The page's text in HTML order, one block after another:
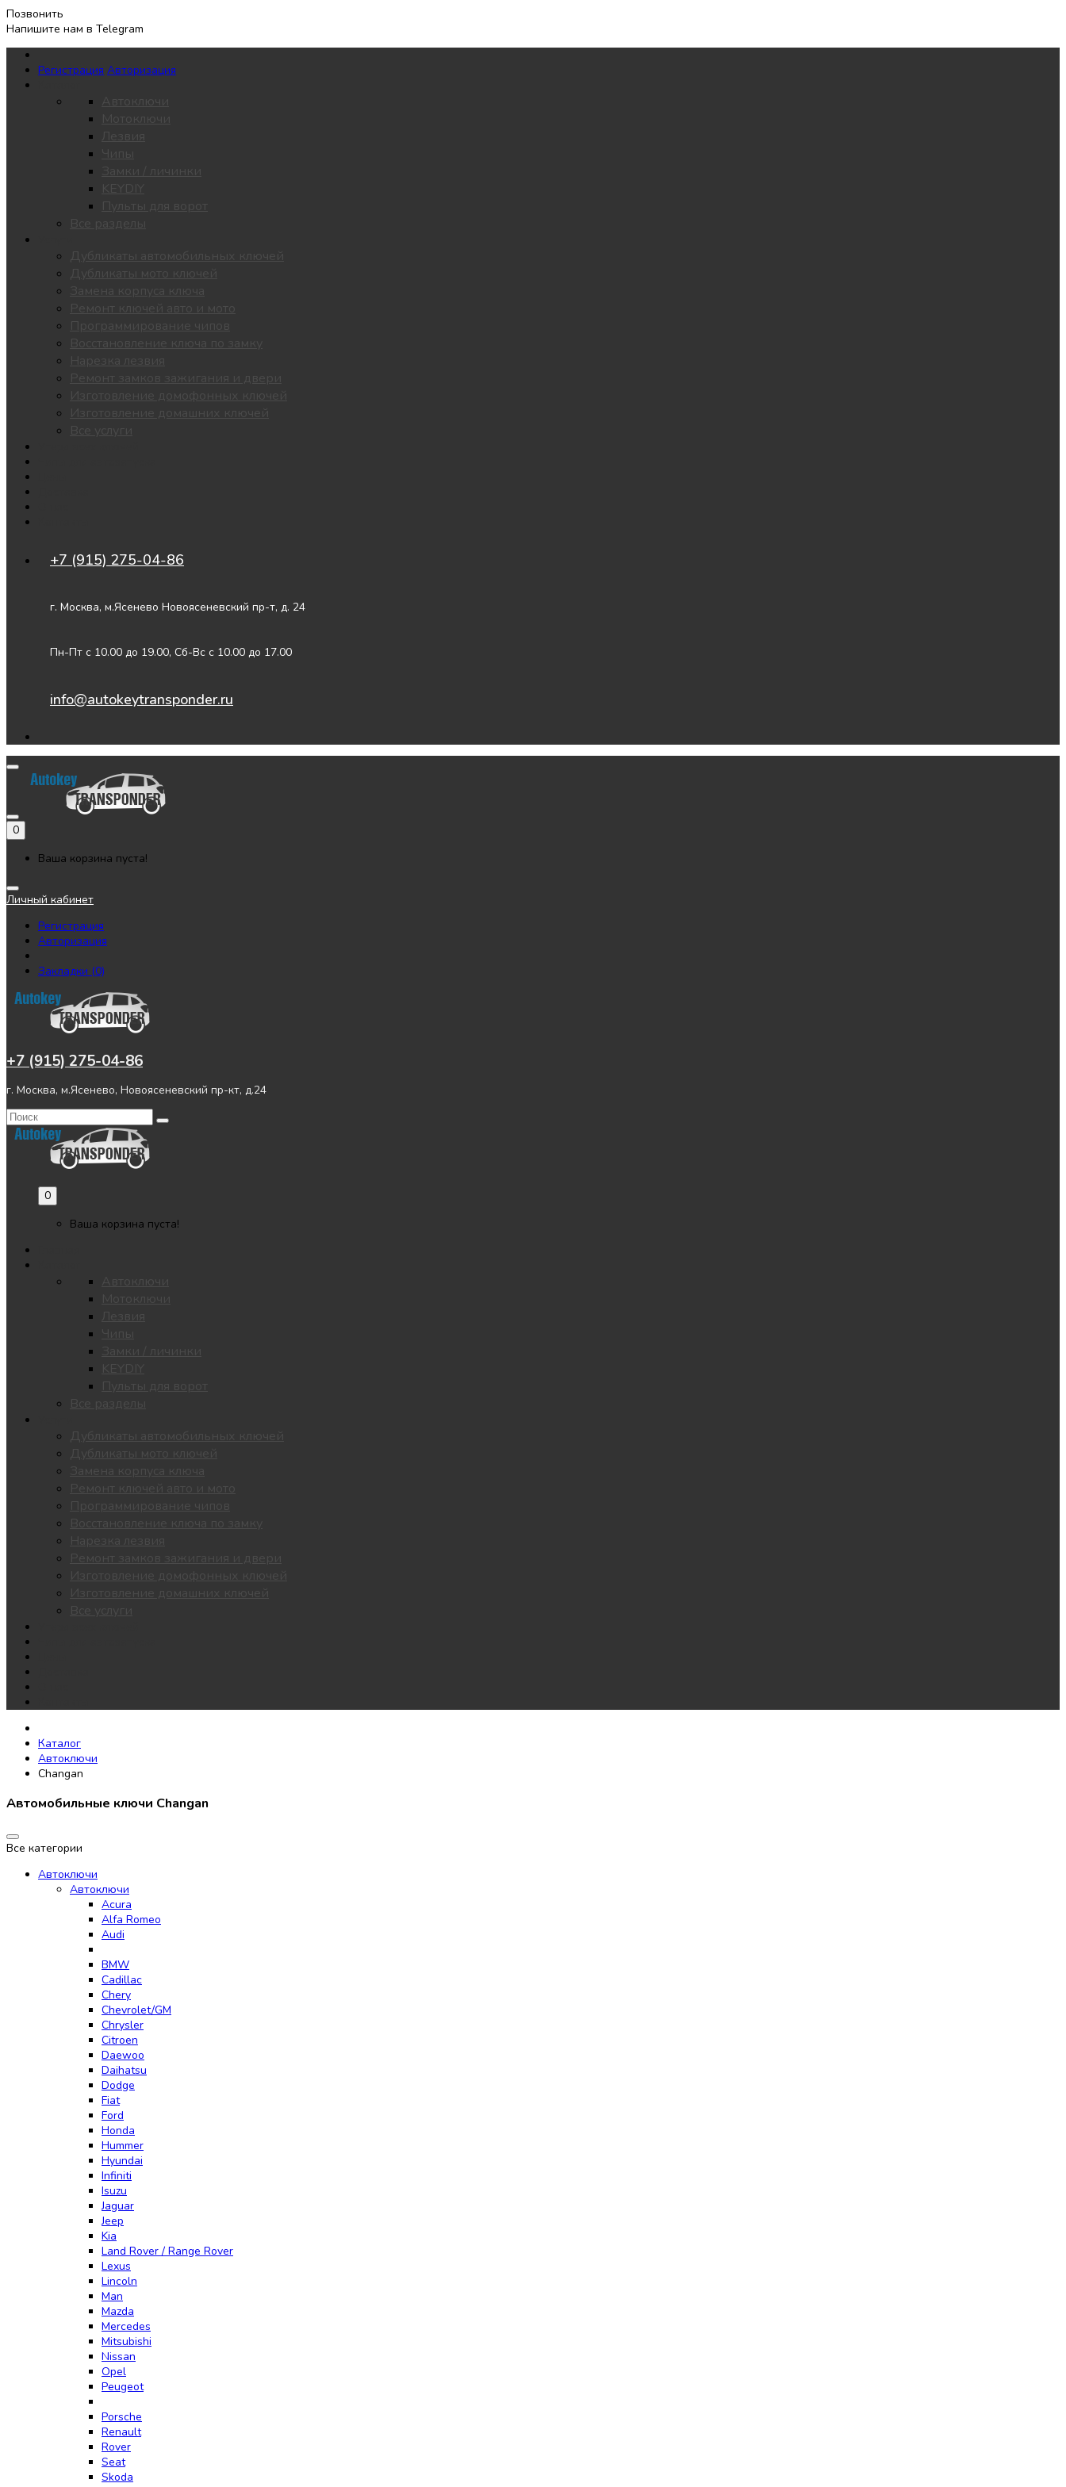
Позвонить
Напишите нам в Telegram
Регистрация Авторизация
Автоключи
Мотоключи
Лезвия
Замки / личинки
KEYDIY
Пульты для ворот
Все разделы
Дубликаты автомобильных ключей
Дубликаты мото ключей
Замена корпуса ключа
Ремонт ключей авто и мото
Программирование чипов
Восстановление ключа по замку
Нарезка лезвия
Ремонт замков зажигания и двери
Изготовление домофонных ключей
Изготовление домашних ключей
Все услуги
+7 (915) 275-04-86
г. Москва, м.Ясенево Новоясеневский пр-т, д. 24
Пн-Пт с 10.00 до 19.00, Сб-Вс с 10.00 до 17.00
info@autokeytransponder.ru
0
Ваша корзина пуста!
Личный кабинет
Регистрация
Авторизация
Закладки (0)
+7 (915) 275-04-86
г. Москва, м.Ясенево, Новоясеневский пр-кт, д.24
0
Ваша корзина пуста!
Автоключи
Мотоключи
Лезвия
Замки / личинки
KEYDIY
Пульты для ворот
Все разделы
Дубликаты автомобильных ключей
Дубликаты мото ключей
Замена корпуса ключа
Ремонт ключей авто и мото
Программирование чипов
Восстановление ключа по замку
Нарезка лезвия
Ремонт замков зажигания и двери
Изготовление домофонных ключей
Изготовление домашних ключей
Все услуги
Каталог
Автоключи
Changan
Автомобильные ключи Changan
Все категории
Автоключи
Автоключи
Acura
Alfa Romeo
Audi
BMW
Cadillac
Chery
Chevrolet/GM
Chrysler
Citroen
Daewoo
Daihatsu
Dodge
Fiat
Ford
Honda
Hummer
Hyundai
Infiniti
Isuzu
Jaguar
Jeep
Kia
Land Rover / Range Rover
Lexus
Lincoln
Man
Mazda
Mercedes
Mitsubishi
Nissan
Opel
Peugeot
Porsche
Renault
Rover
Seat
Skoda